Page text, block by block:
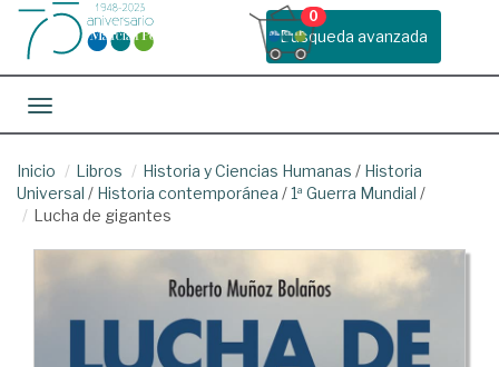
Busqueda avanzada
0
Toggle navigation
Inicio Libros Historia y Ciencias Humanas / Historia
Universal / Historia contemporánea /1ª Guerra Mundial /
Lucha de gigantes